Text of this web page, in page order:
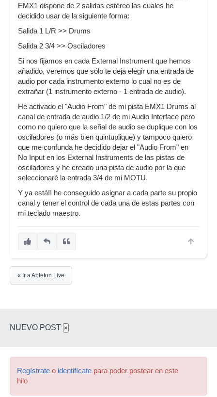
EMX1 dispone de 2 salidas estéreo las cuales he
decidido usar de la siguiente forma:
Salida 1 L/R >> Drums
Salida 2 3/4 >> Osciladores
Si nos fijamos en cada External Instrument que hemos
añadido, veremos que sólo te deja elegir una entrada de
audio por cada instrumento externo lo cual no es de
extrañar (1 instrumento externo - 1 entrada de audio).
He activado el "Audio From" de mi pista EMX1 Drums al
canal de entrada de audio 1/2 de mi Audio Interface pero
como no quiero que la señal de audio se duplique con los
osciladores (o más bien quintuplique) y tampoco quiero
que me confunda he decidido dejar el "Audio From" en
No Input en los External Instruments de las pistas de
osciladores y he creado una pista de audio por la que
seleccionaré la entrada 3/4 de mi MOTU.
Y ya está!! he conseguido asignar a cada parte su propio
canal y tener el control de cada una de estas partes con
mi teclado maestro.
« Ir a Ableton Live
NUEVO POST ×
Regístrate o identifícate para poder postear en este
hilo